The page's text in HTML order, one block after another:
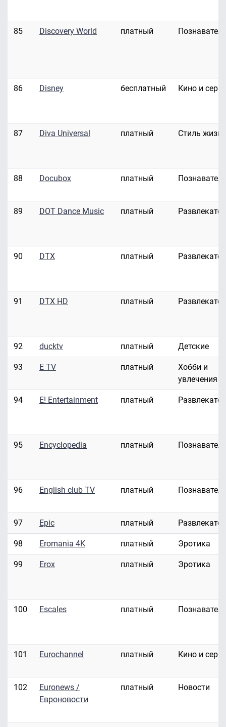
85 Discovery World платный
86 Disney бесплатный Кино и
87 Diva Universal платный Стиль жизни
88 Docubox платный
89 DOT Dance Music платный
90 DTX платный
91 DTX HD платный
92 ducktv платный Детские
93 E TV платный
Хобби и
увлечения
94 E! Entertainment платный
95 Encyclopedia платный
96 English club TV платный
97 Epic платный
98 Eromania 4K платный Эротика
99 Erox платный Эротика
100 Escales платный
101 Eurochannel платный Кино и
102
Euronews /
Евроновости
платный Новости